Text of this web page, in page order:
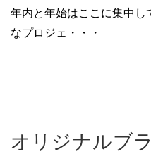
年内と年始はここに集中し
なプロジェ・・・
オリジナルブ